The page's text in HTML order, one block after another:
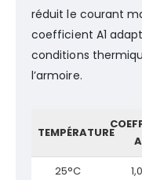
réduit le courant
coefficient A1
conditions
l’armoire.
TEMPÉRATURE
25°C